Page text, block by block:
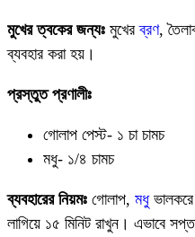
মুখের ত্বকের জন্যঃ মুখেরব্রণ,
ব্যবহার করা হয়।
প্রস্তুত প্রণালীঃ
গোলাপ পেস্ট- ১ চা চামচ
মধু- ১/৪ চামচ
ব্যবহারের নিয়মঃ গোলাপ, মধু
লাগিয়ে ১৫ মিনিট রাখুন। এভাবে